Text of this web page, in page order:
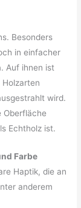
Besonders
in einfacher
. Auf ihnen ist
wird.
Oberfläche
Echtholz ist.
Farbe
Haptik, die an
anderem